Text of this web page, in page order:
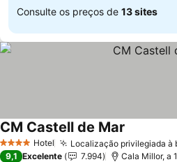
Consulte os preços de 13 sites
4 EstrelasHotel Localização privilegiada à
CM Castell de Mar
9,1 Excelente 7.994 Cala Millor, a